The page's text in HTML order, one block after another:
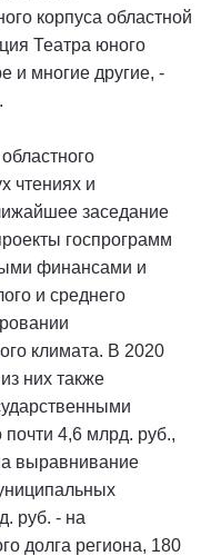
корпуса областной
Театра юного
и многие другие, -
чтениях и
заседание
госпрограмм
финансами и
и среднего
климата. В 2020
них также
4,6 млрд. руб.,
выравнивание
руб. - на
долга региона, 180